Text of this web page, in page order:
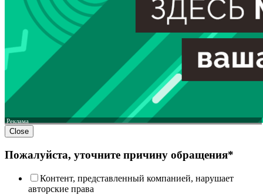
Реклама
Close
Пожалуйста, уточните причину обращения*
Контент, представленный компанией, нарушает
авторские права